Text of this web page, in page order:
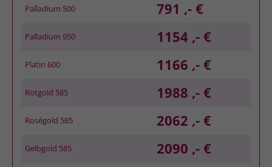
Palladium 500 791 ,- €
Palladium 950 1154 ,- €
Platin 600 1166 ,- €
Rotgold 585 1988 ,- €
Roségold 585 2062 ,- €
Gelbgold 585 2090 ,- €